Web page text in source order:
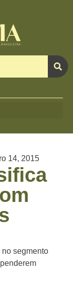
14, 2015
segmento